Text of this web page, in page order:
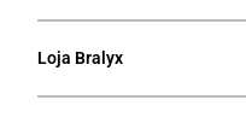
Loja Bralyx